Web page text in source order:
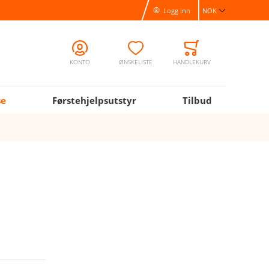
Logg inn ValutaNOK
KONTO ØNSKELISTE HANDLEKURV
Førstehjelpsutstyr Tilbud